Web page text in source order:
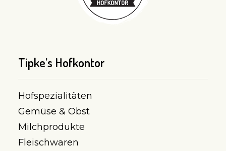
Tipke’s Hofkontor
Hofspezialitäten
Gemüse & Obst
Milchprodukte
Fleischwaren